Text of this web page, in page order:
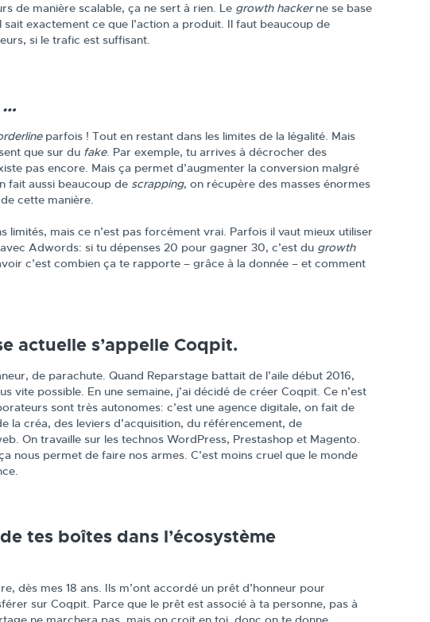
de manière scalable, ça ne sert à rien. Le growth hackerne se base
exactement ce que l’action a produit. Il faut beaucoup de
si le trafic est suffisant.
…
parfois ! Tout en restant dans les limites de la légalité. Mais
que sur du fake. Par exemple, tu arrives à décrocher des
pas encore. Mais ça permet d’augmenter la conversion malgré
fait aussi beaucoup de scrapping, on récupère des masses énormes
cette manière.
limités, mais ce n’est pas forcément vrai. Parfois il vaut mieux utiliser
Adwords: si tu dépenses 20 pour gagner 30, c’est du growth
c’est combien ça te rapporte – grâce à la donnée – et comment
actuelle s’appelle Coqpit.
de parachute. Quand Reparstage battait de l’aile début 2016,
vite possible. En une semaine, j’ai décidé de créer Coqpit. Ce n’est
sont très autonomes: c’est une agence digitale, on fait de
la créa, des leviers d’acquisition, du référencement, de
On travaille sur les technos WordPress, Prestashop et Magento.
nous permet de faire nos armes. C’est moins cruel que le monde
tes boîtes dans l’écosystème
dès mes 18 ans. Ils m’ont accordé un prêt d’honneur pour
sur Coqpit. Parce que le prêt est associé à ta personne, pas à